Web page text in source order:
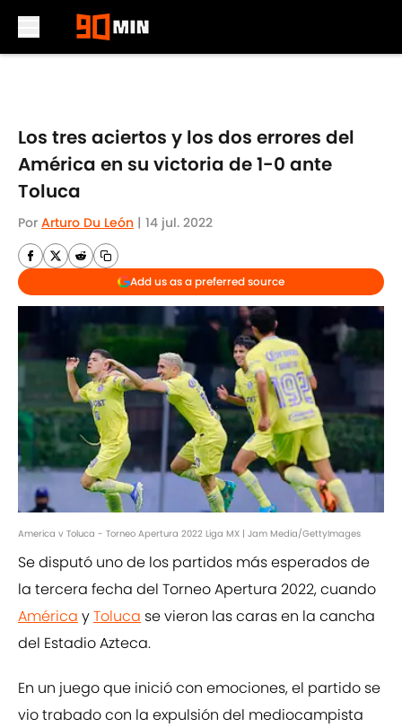
Los tres aciertos y los dos errores del
América en su victoria de 1-0 ante
Toluca
Por Arturo Du León | 14 jul. 2022
Add us as a preferred source
America v Toluca - Torneo Apertura 2022 Liga MX | Jam Media/GettyImages
Se disputó uno de los partidos más esperados de
la tercera fecha del Torneo Apertura 2022, cuando
América yToluca se vieron las caras en la cancha
del Estadio Azteca.
En un juego que inició con emociones, el partido se
vio trabado con la expulsión del mediocampista